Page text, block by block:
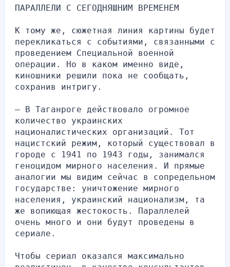
ПАРАЛЛЕЛИ С СЕГОДНЯШНИМ ВРЕМЕНЕМ
К тому же, сюжетная линия картины будет
перекликаться с событиями, связанными с
проведением Специальной военной
операции. Но в каком именно виде,
киношники решили пока не сообщать,
сохранив интригу.
— В Таганроге действовало огромное
количество украинских
националистических организаций. Тот
нацистский режим, который существовал в
городе с 1941 по 1943 годы, занимался
геноцидом мирного населения. И прямые
аналогии мы видим сейчас в сопредельном
государстве: уничтожение мирного
населения, украинский национализм, та
же вопиющая жестокость. Параллелей
очень много и они будут проведены в
сериале.
Чтобы сериал оказался максимально